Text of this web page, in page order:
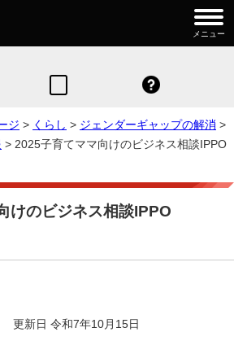
メニュー
ジ > くらし > ジェンダーギャップの解消 >
> 2025子育てママ向けのビジネス相談IPPO
けのビジネス相談IPPO
更新日 令和7年10月15日